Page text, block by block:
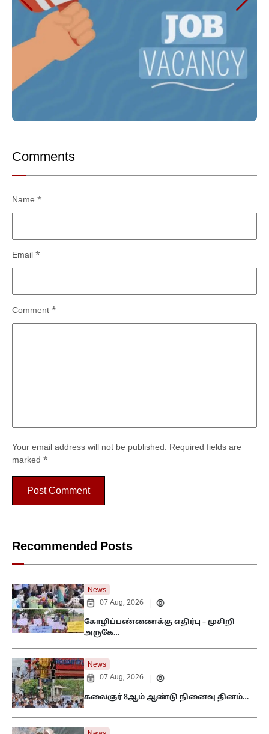
Comments
Your email address will not be published. Required fields are
marked *
Comment *
Name *
Email *
Recommended Posts
News
07 Aug, 2026
கோழிப்பண்ணைக்கு எதிர்பு – முசிறி
அருகே…
News
07 Aug, 2026
கலைஞர் 8ஆம் ஆண்டு நினைவு தினம்…